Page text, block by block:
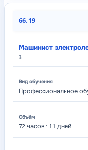
66.19
Машинист
3
Профессиональное
72часов · 11 дней